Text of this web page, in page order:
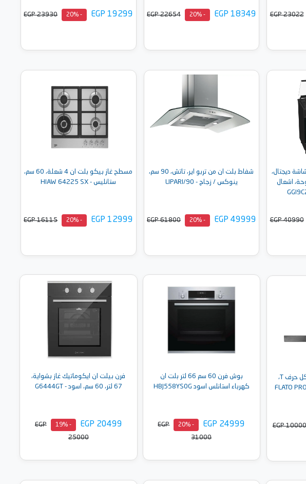
EGP 23022
EGP 18349
- 20%
EGP 22654
EGP 19299
- 20%
EGP 23930
أضف إلى السلة
5 شعلة، شاشة ديجتال،
اشعال
EGP 40990
شفاط بلت ان من تربو اير، تاتش، 90 سم،
ينوكس / زجاج - LIPARI/90
EGP 49999
- 20%
EGP 61800
أضف إلى السلة
مسطح غاز بيكو بلت ان 4 شعلة، 60 سم،
ستانليس - HIAW 64225 SX
EGP 12999
- 20%
EGP 16115
أضف إلى السلة
شفاط بلت ان بيورتي شكل حرف T،
EGP 10000
بوش فرن 60 سم 66 لتر بلت ان
كهرباء استانلس اسود HBJ558YS0G
EGP 24999
- 20%
EGP
31000
فرن بيلت ان ايكوماتيك غاز بشواية،
67 لتر، 60 سم، اسود - G6444GT
EGP 20499
- 19%
EGP
25000